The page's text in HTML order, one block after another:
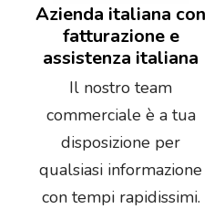
Azienda italiana con
fatturazione e
assistenza italiana
Il nostro team
commerciale è a tua
disposizione per
qualsiasi informazione
con tempi rapidissimi.